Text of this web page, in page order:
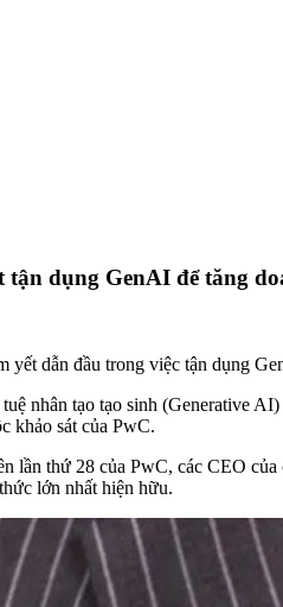
tận dụng GenAI để tăng
yết dẫn đầu trong việc tận dụng
nhân tạo tạo sinh (Generative
khảo sát của PwC.
lần thứ 28 của PwC, các CEO
lớn nhất hiện hữu.